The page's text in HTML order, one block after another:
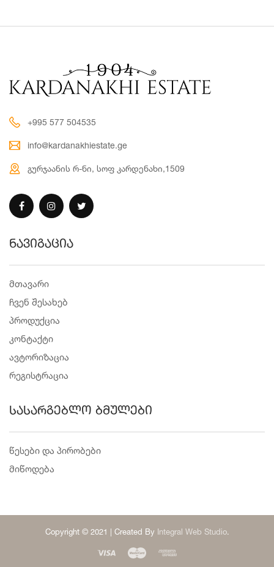
+995 577 504535
info@kardanakhiestate.ge
გურჯაანის რ-ნი, სოფ კარდენახი,1509
ნავიგაცია
მთავარი
ჩვენ შესახებ
პროდუქცია
კონტაქტი
ავტორიზაცია
რეგისტრაცია
სასარგებლო ბმულები
წესები და პირობები
მიწოდება
Copyright © 2021 | Created By Integral Web Studio.